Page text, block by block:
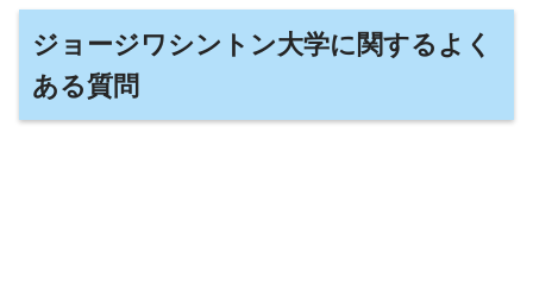
ジョージワシントン大学に関するよく
ある質問